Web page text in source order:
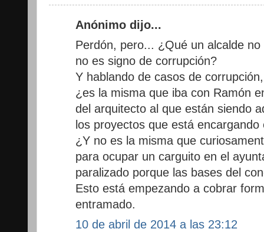
Anónimo dijo...
Perdón, pero... ¿Qué un alcalde
no es signo de corrupción?
Y hablando de casos de
¿es la misma que iba con Ramón
del arquitecto al que están siendo
los proyectos que está
¿Y no es la misma que
para ocupar un carguito en el
paralizado porque las bases del
Esto está empezando a cobrar
entramado.
10 de abril de 2014 a las 23:12